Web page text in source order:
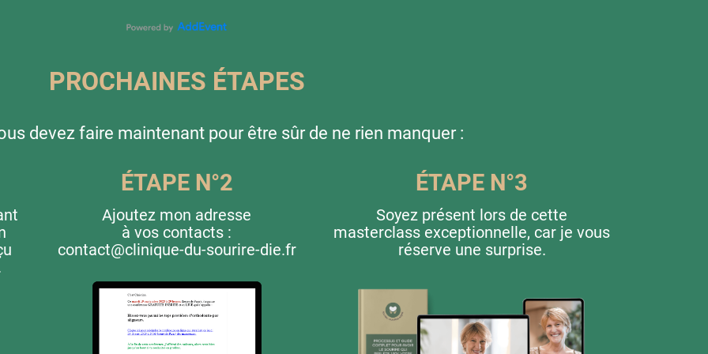
PROCHAINES ÉTAPES
devez faire maintenant pour être sûr de ne rien manquer :
ÉTAPE N°2
Ajoutez mon adresse
à vos contacts :
contact@clinique-du-sourire-die.fr
ÉTAPE N°3
Soyez présent lors de cette
masterclass exceptionnelle, car je vous
réserve une surprise.